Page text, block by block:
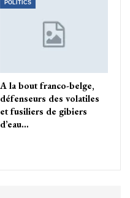
POLITICS
A la bout franco-belge,
défenseurs des volatiles
et fusiliers de gibiers
d’eau…